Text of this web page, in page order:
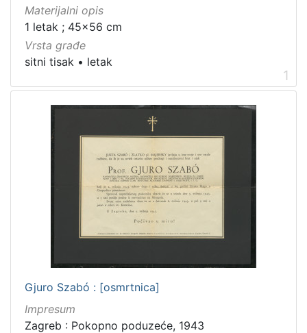
Materijalni opis
1 letak ; 45x56 cm
Vrsta građe
sitni tisak • letak
1
Gjuro Szabó : [osmrtnica]
Impresum
Zagreb : Pokopno poduzeće, 1943